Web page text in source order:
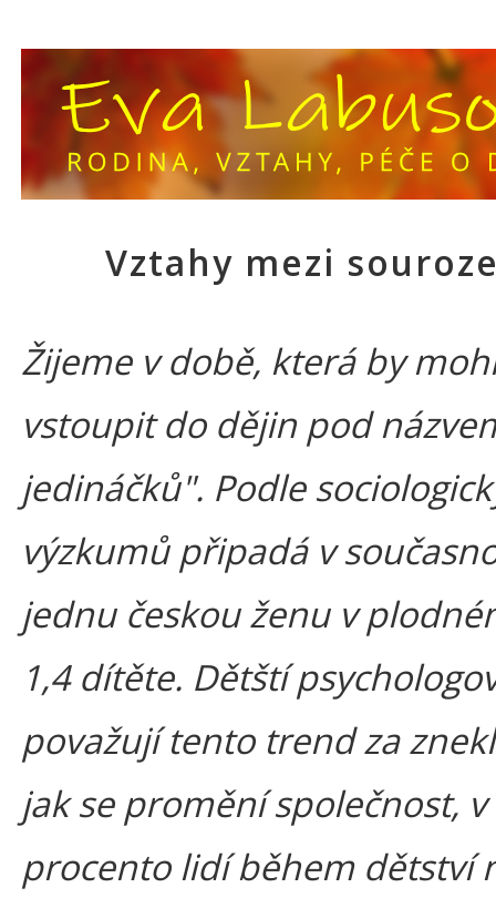
Vztahy mezi
Žijeme v době, která by
vstoupit do dějin pod
jedináčků". Podle
výzkumů připadá v
jednu českou ženu v
1,4 dítěte. Dětští
považují tento trend za
jak se promění společnost,
procento lidí během dětství